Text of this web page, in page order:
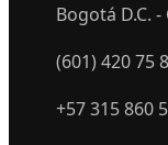
Bogotá D.C.
(601) 420 75
+57 315 860